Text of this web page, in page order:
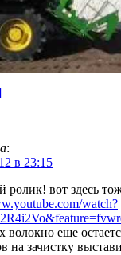
:
в 23:15
ролик! вот здесь
watch?
волокно еще
на зачистку